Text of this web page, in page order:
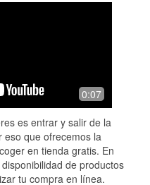
0:07
es entrar y salir de la
eso que ofrecemos la
en tienda gratis. En
de productos
tu compra en línea.